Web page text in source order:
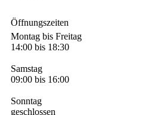
Öffnungszeiten
Montag bis Freitag
14:00 bis 18:30
Samstag
09:00 bis 16:00
Sonntag
geschlossen